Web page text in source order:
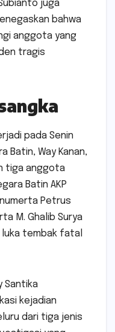
juga
bahwa
anggota yang
tragis
pada Senin
Batin, Way Kanan,
tiga anggota
Batin AKP
Petrus
M. Ghalib Surya
luka tembak fatal
Santika
kejadian
dari tiga jenis